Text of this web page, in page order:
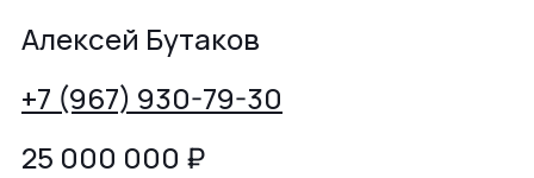
Алексей Бутаков
+7 (967) 930-79-30
25 000 000 ₽